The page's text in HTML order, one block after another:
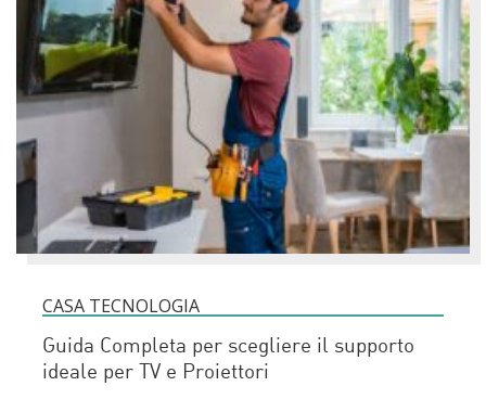
CASA TECNOLOGIA
Guida Completa per scegliere il supporto
ideale per TV e Proiettori